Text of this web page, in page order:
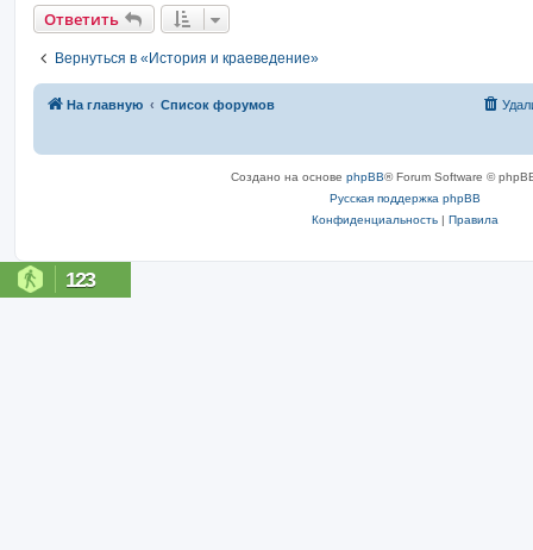
Ответить
Вернуться в «История и краеведение»
На главную Список форумов
Создано на основе phpBB® Forum Software ©
Русская поддержка phpBB
Конфиденциальность | Правила
123